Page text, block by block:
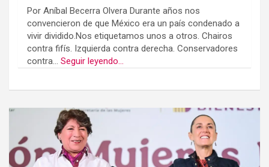
Por Aníbal Becerra Olvera Durante años nos
convencieron de que México era un país condenado a
vivir dividido.Nos etiquetamos unos a otros. Chairos
contra fifís. Izquierda contra derecha. Conservadores
contra... Seguir leyendo...